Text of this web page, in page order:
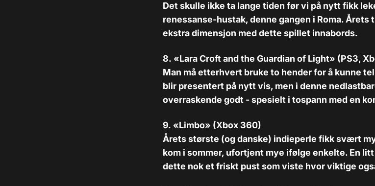
Det skulle ikke ta lange tiden før vi på nytt fikk
renessanse-hustak, denne gangen i Roma.
ekstra dimensjon med dette spillet innabords.
8. «Lara Croft and the Guardian of Light» (PS3,
Man må etterhvert bruke to hender for å kunne
blir presentert på nytt vis, men i denne
overraskende godt - spesielt i tospann med en
9. «Limbo» (Xbox 360)
Årets største (og danske) indieperle fikk svært
kom i sommer, ufortjent mye ifølge enkelte. En
dette nok et friskt pust som viste hvor viktige